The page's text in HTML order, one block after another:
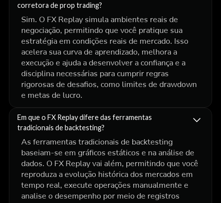
corretora de prop trading?
Sim. O FX Replay simula ambientes reais de
negociação, permitindo que você pratique sua
estratégia em condições reais de mercado. Isso
acelera sua curva de aprendizado, melhora a
execução e ajuda a desenvolver a confiança e a
disciplina necessárias para cumprir regras
rigorosas de desafios, como limites de drawdown
e metas de lucro.
Em que o FX Replay difere das ferramentas
tradicionais de backtesting?
As ferramentas tradicionais de backtesting
baseiam-se em gráficos estáticos e na análise de
dados. O FX Replay vai além, permitindo que você
reproduza a evolução histórica dos mercados em
tempo real, execute operações manualmente e
analise o desempenho por meio de registros